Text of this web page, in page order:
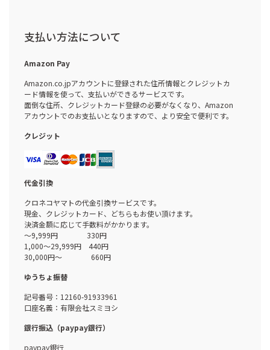
支払い方法について
Amazon Pay
Amazon.co.jpアカウントに登録された住所情報とクレジットカ
ード情報を使って、支払いができるサービスです。
面倒な住所、クレジットカード登録の必要がなくなり、Amazon
アカウントでのお支払いとなりますので、より安全で便利です。
クレジット
代金引換
クロネコヤマトの代金引換サービスです。
現金、クレジットカード、どちらもお使い頂けます。
決済金額に応じて手数料がかかります。
～9,999円 330円
1,000～29,999円 440円
30,000円～ 660円
ゆうちょ振替
記号番号：12160-91933961
口座名義：有限会社スミヨシ
銀行振込（paypay銀行）
paypay銀行